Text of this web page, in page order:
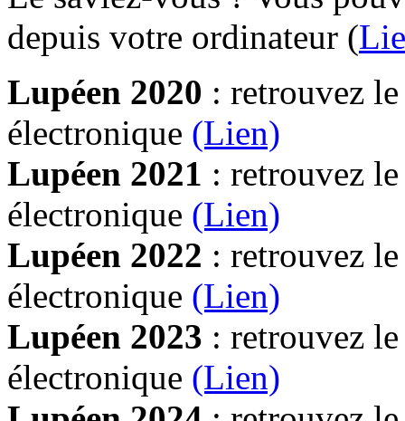
depuis votre ordinateur (
Lupéen 2020 : retrouvez
électronique (Lien)
Lupéen 2021 : retrouvez
électronique (Lien)
Lupéen 2022 : retrouvez
électronique (Lien)
Lupéen 2023 : retrouvez
électronique (Lien)